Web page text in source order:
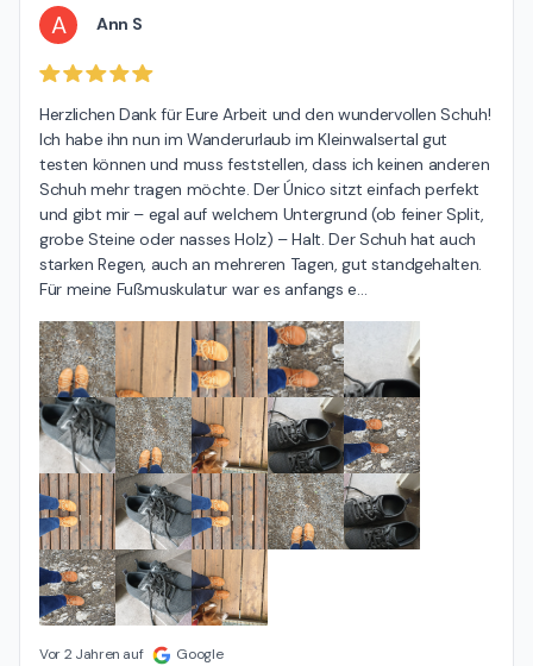
A Ann S
Herzlichen Dank für Eure Arbeit und den wundervollen Schuh!
Ich habe ihn nun im Wanderurlaub im Kleinwalsertal gut
testen können und muss feststellen, dass ich keinen anderen
Schuh mehr tragen möchte. Der Único sitzt einfach perfekt
und gibt mir – egal auf welchem Untergrund (ob feiner Split,
grobe Steine oder nasses Holz) – Halt. Der Schuh hat auch
starken Regen, auch an mehreren Tagen, gut standgehalten.
Für meine Fußmuskulatur war es anfangs e…
Vor 2 Jahren auf Google